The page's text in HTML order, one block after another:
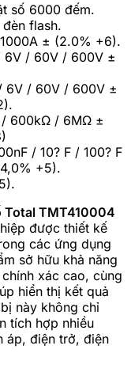
số 6000 đếm.
flash.
± (2.0% +6).
6V / 60V / 600V ±
6V / 60V / 600V ±
600kΩ / 6MΩ ±
/ 10? F / 100? F
+5).
Total TMT410004
được thiết kế
các ứng dụng
sở hữu khả năng
xác cao, cùng
hiển thị kết quả
này không chỉ
tích hợp nhiều
áp, điện trở, điện